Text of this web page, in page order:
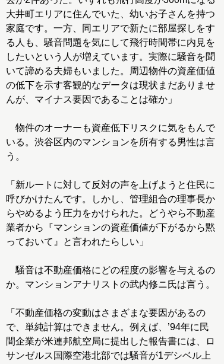
大井町エリアに住んでいた、幼いお子さんを持つ
家庭です。一方、同エリアで新たに部屋探しをす
る人も、騒音問題を気にして飛行時間帯に内見を
したいという人が増えています。実際に騒音を聞
いて諦める夫婦もいました。周辺物件の資産価値
の低下を示す客観的なデータは現状まだありませ
んが、マイナス要因であることは確か」
物件のオーナーも資産低下リスクに気をもんで
いる。渋谷区内のマンションを所有する男性は言
う。
「新ルートに対して反対の声を上げようと住民に
呼びかけたんです。しかし、管理組合の理事長か
らやめるよう圧力をかけられた。どうやら不動産
業者から『マンションの資産価値が下がるから黙
っておいて』と言われたらしい」
騒音は不動産価格にどの程度の影響を与えるの
か。マンションアナリストの武内修ニ氏は言う。
「不動産価格の変動はさまざまな要因があるの
で、単純計算はできません。例えば、’94年に民
間企業が米連邦航空局に提出した報告書には、ロ
サンゼルス国際空港北部では騒音が1デシベル上